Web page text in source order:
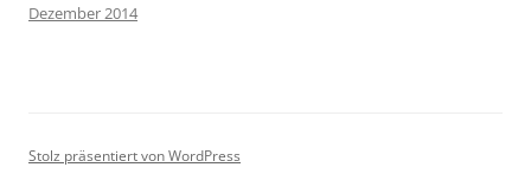
Dezember 2014
Stolz präsentiert von WordPress